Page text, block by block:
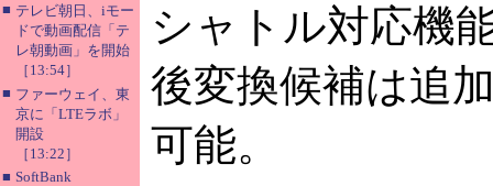
■ テレビ朝日、iモー
ドで動画配信「テ
レ朝動画」を開始
［13:54］
■ ファーウェイ、東
京に「LTEラボ」
開設
［13:22］
■ SoftBank
シャトル対応機
後変換候補は追
可能。